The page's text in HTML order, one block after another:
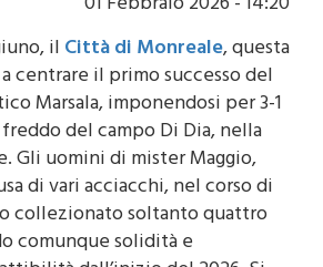
Città di Monreale, questa
centrare il primo successo del
Marsala, imponendosi per 3-1
del campo Di Dia, nella
Gli uomini di mister Maggio,
di vari acciacchi, nel corso di
collezionato soltanto quattro
comunque solidità e
dall’inizio del 2026. Si